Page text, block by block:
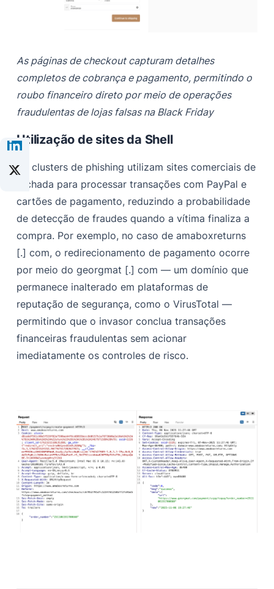
As páginas de checkout capturam detalhes
completos de cobrança e pagamento, permitindo o
roubo financeiro direto por meio de operações
fraudulentas de lojas falsas na Black Friday
Utilização de sites da Shell
Os clusters de phishing utilizam sites comerciais de
fachada para processar transações com PayPal e
cartões de pagamento, reduzindo a probabilidade
de detecção de fraudes quando a vítima finaliza a
compra. Por exemplo, no caso de amaboxreturns
[.] com, o redirecionamento de pagamento ocorre
por meio do georgmat [.] com — um domínio que
permanece inalterado em plataformas de
reputação de segurança, como o VirusTotal —
permitindo que o invasor conclua transações
financeiras fraudulentas sem acionar
imediatamente os controles de risco.